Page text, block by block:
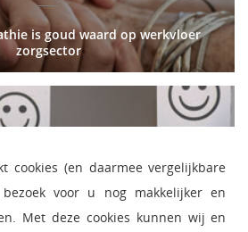
is goud waard op werkvloer
zorgsector
cookies (en daarmee vergelijkbare
voor u nog makkelijker en
Met deze cookies kunnen wij en